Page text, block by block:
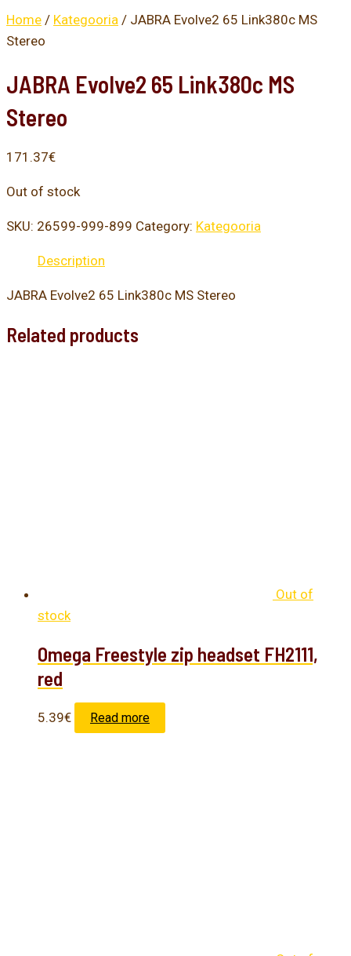
Home / Kategooria / JABRA Evolve2 65 Link380c MS
Stereo
JABRA Evolve2 65 Link380c MS
Stereo
171.37€
Out of stock
SKU: 26599-999-899 Category: Kategooria
Description
JABRA Evolve2 65 Link380c MS Stereo
Related products
Out of
stock
Omega Freestyle zip headset FH2111,
red
5.39€ Read more